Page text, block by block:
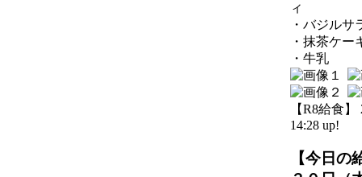
ィ
・バジルサ
・抹茶ケー
・牛乳
【R8給食】
14:28 up!
【今日の